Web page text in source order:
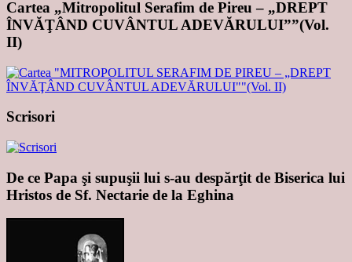
Cartea „Mitropolitul Serafim de Pireu – „DREPT
ÎNVĂŢÂND CUVÂNTUL ADEVĂRULUI””(Vol.
II)
Scrisori
De ce Papa şi supuşii lui s-au despărţit de Biserica lui
Hristos de Sf. Nectarie de la Eghina